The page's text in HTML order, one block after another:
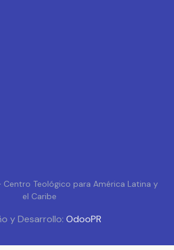
Centro Teológico para América Latina y
el Caribe
y Desarrollo: OdooPR